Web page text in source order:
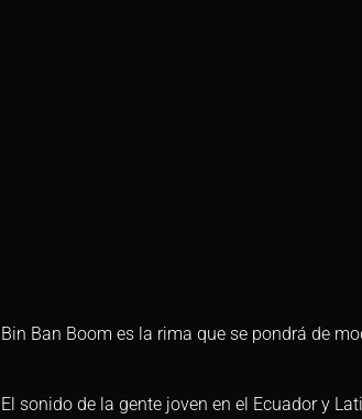
Bin Ban Boom es la rima que se pondrá de
El sonido de la gente joven en el Ecuador y